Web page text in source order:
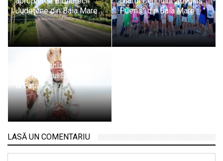
Județene din Baia Mare
Pueris” din Baia Mare
Unde liturghisesc ierarhii
de Praznicul Schimbării
la Față
LASĂ UN COMENTARIU